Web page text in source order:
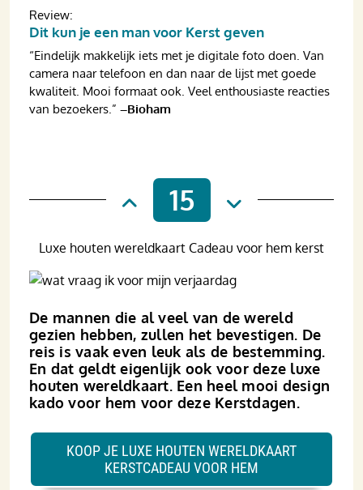
Review:
Dit kun je een man voor Kerst geven
“Eindelijk makkelijk iets met je digitale foto doen. Van
camera naar telefoon en dan naar de lijst met goede
kwaliteit. Mooi formaat ook. Veel enthousiaste reacties
van bezoekers.” –Bioham
15
De mannen die al veel van de wereld
gezien hebben, zullen het bevestigen. De
reis is vaak even leuk als de bestemming.
En dat geldt eigenlijk ook voor deze luxe
houten wereldkaart. Een heel mooi design
kado voor hem voor deze Kerstdagen.
Luxe houten wereldkaart Cadeau voor hem kerst
KOOP JE LUXE HOUTEN WERELDKAART
KERSTCADEAU VOOR HEM